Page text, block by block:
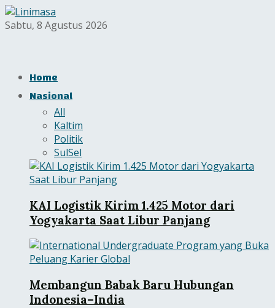
Sabtu, 8 Agustus 2026
Home
Nasional
All
Kaltim
Politik
SulSel
KAI Logistik Kirim 1.425 Motor dari
Yogyakarta Saat Libur Panjang
Membangun Babak Baru Hubungan
Indonesia–India